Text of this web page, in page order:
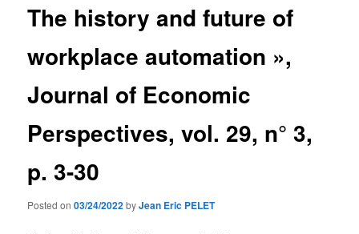
The history and future of
workplace automation »,
Journal of Economic
Perspectives, vol. 29, n° 3,
p. 3-30
Posted on03/24/2022byJean Eric PELET